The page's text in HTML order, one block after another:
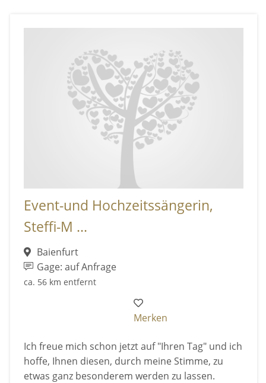
Event-und Hochzeitssängerin,
Steffi-M ...
Baienfurt
Gage: auf Anfrage
ca. 56 km entfernt
Merken
Ich freue mich schon jetzt auf "Ihren Tag" und ich
hoffe, Ihnen diesen, durch meine Stimme, zu
etwas ganz besonderem werden zu lassen.